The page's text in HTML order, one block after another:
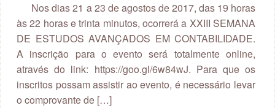
Nos dias 21 a 23 de agostos de 2017, das 19 horas
às 22 horas e trinta minutos, ocorrerá a XXIII SEMANA
DE ESTUDOS AVANÇADOS EM CONTABILIDADE.
A inscrição para o evento será totalmente online,
através do link: https://goo.gl/6w84wJ. Para que os
inscritos possam assistir ao evento, é necessário levar
o comprovante de […]